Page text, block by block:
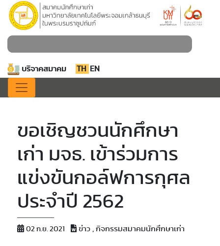
บริจาคสมาคม TH EN
ขอเชิญชวนนักศึกษา
เก่า มจธ. เข้าร่วมการ
แข่งขันกอล์ฟการกุศล
ประจำปี 2562
02 ก.ย. 2021 ข่าว , กิจกรรมสมาคมนักศึกษาเก่า